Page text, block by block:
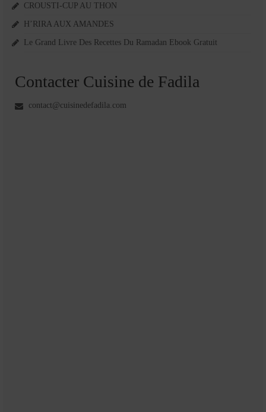
CROUSTI-CUP AU THON
H’RIRA AUX AMANDES
Le Grand Livre Des Recettes Du Ramadan Ebook Gratuit
Contacter Cuisine de Fadila
contact@cuisinedefadila.com